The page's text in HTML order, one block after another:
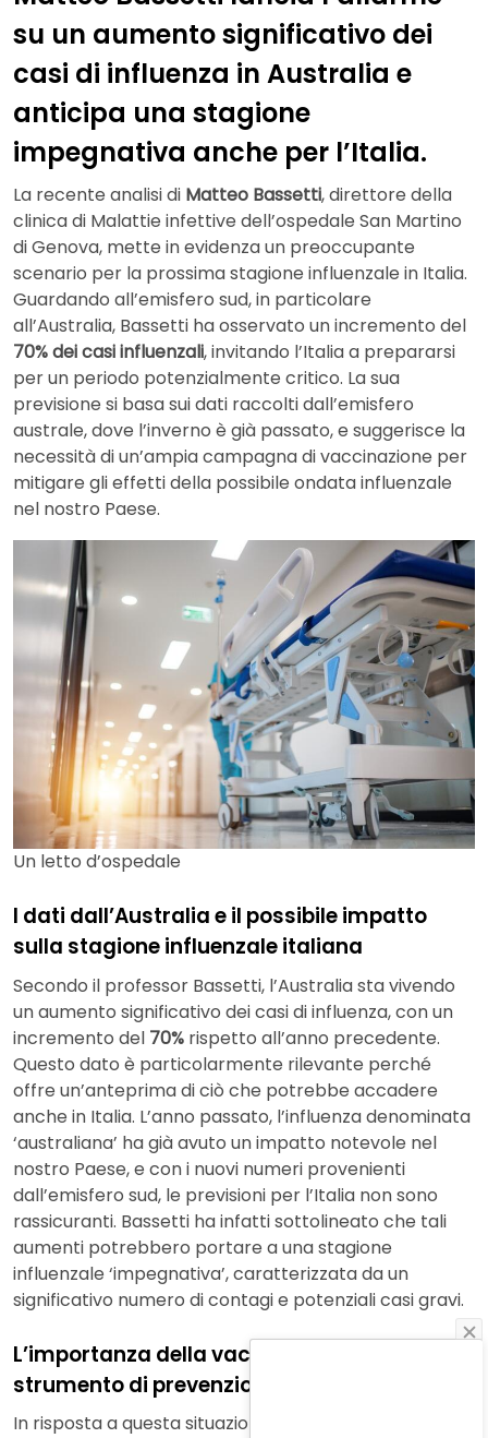
su un aumento significativo dei
casi di influenza in Australia e
anticipa una stagione
impegnativa anche per l’Italia.
La recente analisi di Matteo Bassetti, direttore della
clinica di Malattie infettive dell’ospedale San Martino
di Genova, mette in evidenza un preoccupante
scenario per la prossima stagione influenzale in Italia.
Guardando all’emisfero sud, in particolare
all’Australia, Bassetti ha osservato un incremento del
70% dei casi influenzali, invitando l’Italia a prepararsi
per un periodo potenzialmente critico. La sua
previsione si basa sui dati raccolti dall’emisfero
australe, dove l’inverno è già passato, e suggerisce la
necessità di un’ampia campagna di vaccinazione per
mitigare gli effetti della possibile ondata influenzale
nel nostro Paese.
Un letto d’ospedale
I dati dall’Australia e il possibile impatto
sulla stagione influenzale italiana
Secondo il professor Bassetti, l’Australia sta vivendo
un aumento significativo dei casi di influenza, con un
incremento del 70% rispetto all’anno precedente.
Questo dato è particolarmente rilevante perché
offre un’anteprima di ciò che potrebbe accadere
anche in Italia. L’anno passato, l’influenza denominata
‘australiana’ ha già avuto un impatto notevole nel
nostro Paese, e con i nuovi numeri provenienti
dall’emisfero sud, le previsioni per l’Italia non sono
rassicuranti. Bassetti ha infatti sottolineato che tali
aumenti potrebbero portare a una stagione
influenzale ‘impegnativa’, caratterizzata da un
significativo numero di contagi e potenziali casi gravi.
L’importanza della vaccinazione come
strumento di prevenzione
In risposta a questa situazione,